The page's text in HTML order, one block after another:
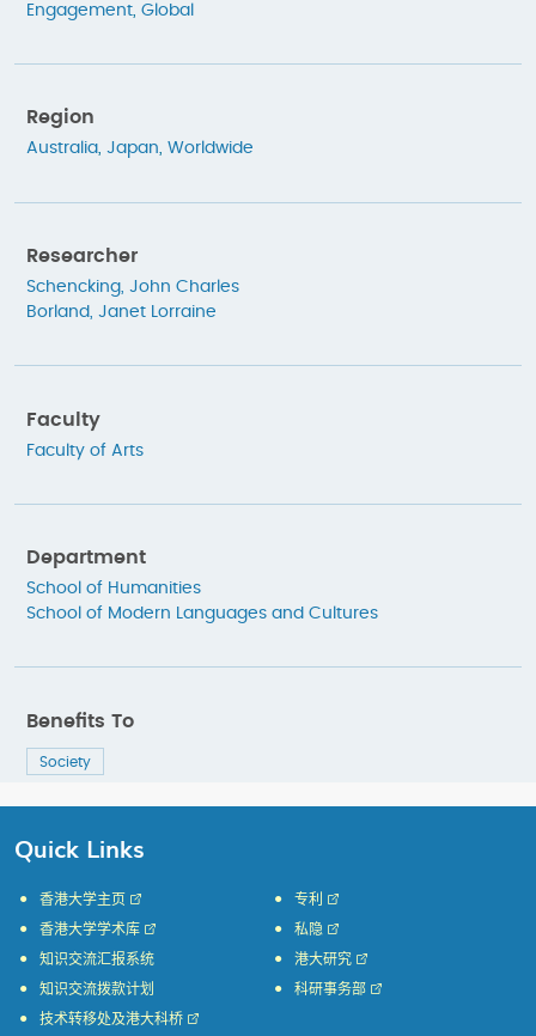
Engagement Global
Region
Australia, Japan, Worldwide
Researcher
Schencking, John Charles
Borland, Janet Lorraine
Faculty
Faculty of Arts
Department
School of Humanities
School of Modern Languages and Cultures
Benefits To
Society
Quick Links
香港大学主页
香港大学学术库
知识交流汇报系统
知识交流拨款计划
专利
私隐
港大研究
科研事务部
技术转移处及港大科桥